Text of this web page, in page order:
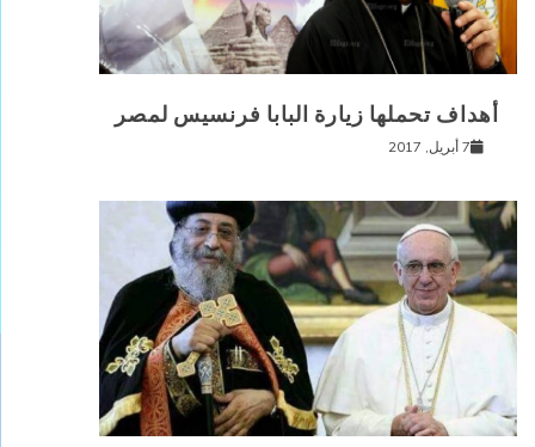
أهداف تحملها زيارة البابا فرنسيس لمصر
7 أبريل, 2017